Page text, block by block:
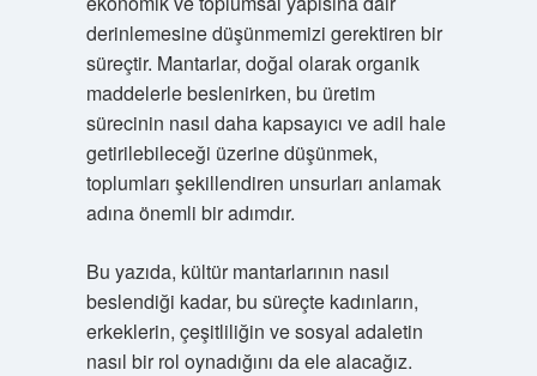
derinlemesine düşünmemizi gerektiren bir
süreçtir. Mantarlar, doğal olarak organik
maddelerle beslenirken, bu üretim
sürecinin nasıl daha kapsayıcı ve adil hale
getirilebileceği üzerine düşünmek,
toplumları şekillendiren unsurları anlamak
adına önemli bir adımdır.
Bu yazıda, kültür mantarlarının nasıl
beslendiği kadar, bu süreçte kadınların,
erkeklerin, çeşitliliğin ve sosyal adaletin
nasıl bir rol oynadığını da ele alacağız.